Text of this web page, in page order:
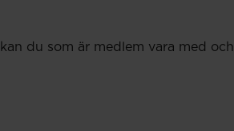
du som är medlem vara med och